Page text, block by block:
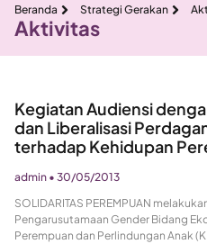
Beranda Strategi Gerakan
Aktivitas
Kegiatan Audiensi
dan Liberalisasi
terhadap Kehidupan
admin
30/05/2013
SOLIDARITAS PEREMPUAN
Pengarusutamaan Gender Bidang
Perempuan dan Perlindungan Anak